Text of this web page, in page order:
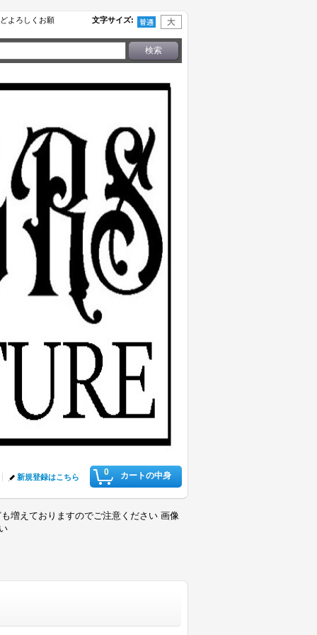
よろしくお願 文字サイズ:
0 カートの中身
新規登録はこちら
増えておりますのでご注意ください 画像
い